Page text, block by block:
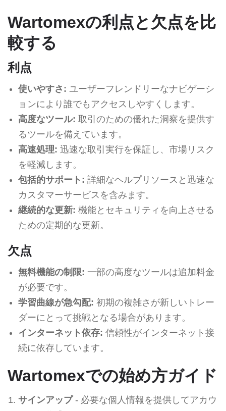
Wartomexの利点と欠点を比
較する
利点
使いやすさ: ユーザーフレンドリーなナビゲーシ
ョンにより誰でもアクセスしやすくします。
高度なツール: 取引のための優れた洞察を提供す
るツールを備えています。
高速処理: 迅速な取引実行を保証し、市場リスク
を軽減します。
包括的サポート: 詳細なヘルプリソースと迅速な
カスタマーサービスを含みます。
継続的な更新: 機能とセキュリティを向上させる
ための定期的な更新。
欠点
無料機能の制限: 一部の高度なツールは追加料金
が必要です。
学習曲線が急勾配: 初期の複雑さが新しいトレー
ダーにとって挑戦となる場合があります。
インターネット依存: 信頼性がインターネット接
続に依存しています。
Wartomexでの始め方ガイド
サインアップ- 必要な個人情報を提供してアカウ